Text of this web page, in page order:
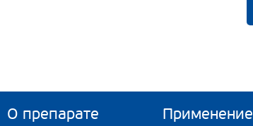
О препарате Применение